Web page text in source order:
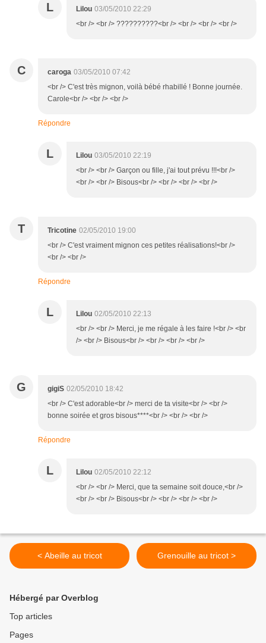
L Lilou 03/05/2010 22:29
<br /> <br /> ??????????<br /> <br /> <br /> <br />
C caroga 03/05/2010 07:42
<br /> C'est très mignon, voilà bébé rhabillé ! Bonne journée.
Carole<br /> <br /> <br />
Répondre
L Lilou 03/05/2010 22:19
<br /> <br /> Garçon ou fille, j'ai tout prévu !!!<br />
<br /> <br /> Bisous<br /> <br /> <br /> <br />
T Tricotine 02/05/2010 19:00
<br /> C'est vraiment mignon ces petites réalisations!<br />
<br /> <br />
Répondre
L Lilou 02/05/2010 22:13
<br /> <br /> Merci, je me régale à les faire !<br /> <br
/> <br /> Bisous<br /> <br /> <br /> <br />
G gigiS 02/05/2010 18:42
<br /> C'est adorable<br /> merci de ta visite<br /> <br />
bonne soirée et gros bisous****<br /> <br /> <br />
Répondre
L Lilou 02/05/2010 22:12
<br /> <br /> Merci, que ta semaine soit douce,<br />
<br /> <br /> Bisous<br /> <br /> <br /> <br />
< Abeille au tricot Grenouille au tricot >
Hébergé par Overblog
Top articles
Pages